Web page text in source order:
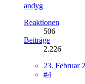
andyg
Reaktionen
506
Beiträge
2.226
23. Februar
#4